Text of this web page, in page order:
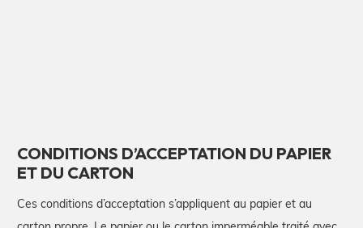
CONDITIONS D’ACCEPTATION DU PAPIER
ET DU CARTON
Ces conditions d’acceptation s’appliquent au papier et au